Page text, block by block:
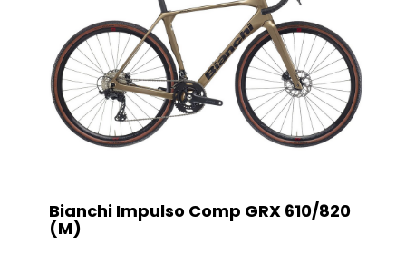
Bianchi Impulso Comp GRX 610/820
(M)